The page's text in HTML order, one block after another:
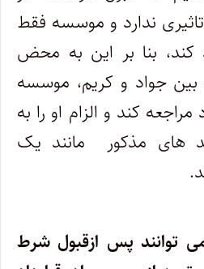
ندارد و موسسه فقط
کند، بنا بر این به محض
بین جواد و کریم، موسسه
کند و الزام او را به
های مذکور مانند یک
توانند پس ازقبول شرط